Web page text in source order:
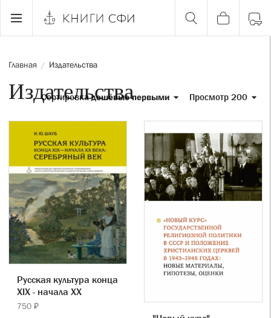
Главная / Издательства
Издательства Просмотр 200
Сортировкадешёвые первыми
Русская культура конца
XIX - начала XX
750 ₽